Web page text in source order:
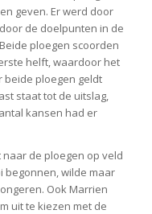
geven. Er werd door
de doelpunten in de
ploegen scoorden
helft, waardoor het
beide ploegen geldt
staat tot de uitslag,
kansen had er
naar de ploegen op veld
begonnen, wilde maar
Ook Marrien
uit te kiezen met de